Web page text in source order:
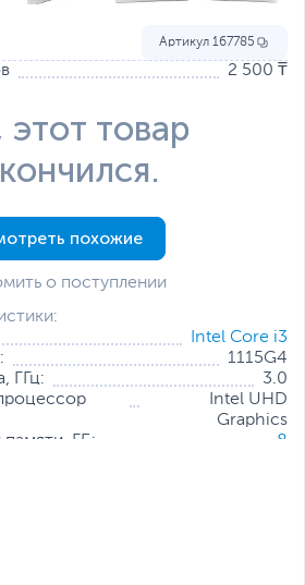
Intel Core i3
1115G4
ГГц:
3.0
Intel UHD
Graphics
ГБ:
8
Артикул 167785
2 500 ₸
товар
похожие
о поступлении